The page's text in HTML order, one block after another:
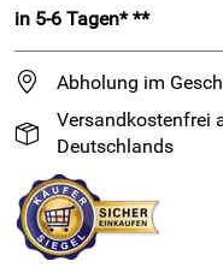
in 5-6 Tagen* **
Abholung im
Versandkostenfrei
Deutschlands